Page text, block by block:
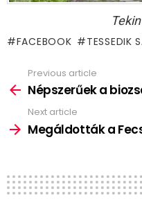
FACEBOOK TESSEDIK
more
Previous article
Népszerűek a
Next article
Megáldották a